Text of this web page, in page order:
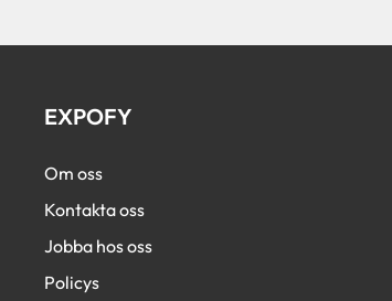
EXPOFY
Om oss
Kontakta oss
Jobba hos oss
Policys